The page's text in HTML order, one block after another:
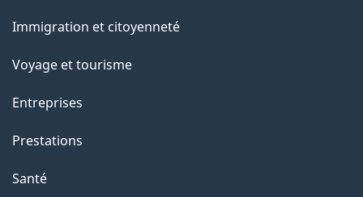
sujets
Immigration et citoyenneté
Voyage et tourisme
Entreprises
Prestations
Santé